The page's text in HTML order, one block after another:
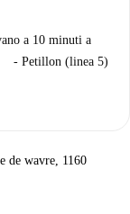
a 10 minuti a
- Petillon (linea 5)
de wavre, 1160